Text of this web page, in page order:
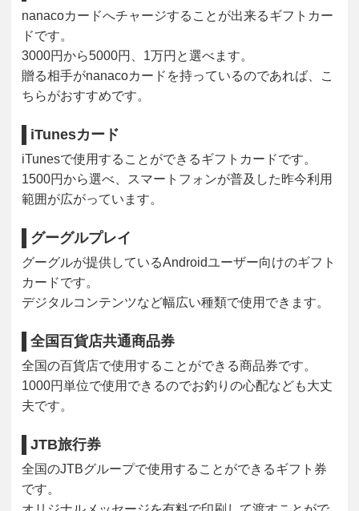
nanacoカードへチャージすることが出来るギフトカー
ドです。
3000円から5000円、1万円と選べます。
贈る相手がnanacoカードを持っているのであれば、こ
ちらがおすすめです。
iTunesカード
iTunesで使用することができるギフトカードです。
1500円から選べ、スマートフォンが普及した昨今利用
範囲が広がっています。
グーグルプレイ
グーグルが提供しているAndroidユーザー向けのギフト
カードです。
デジタルコンテンツなど幅広い種類で使用できます。
全国百貨店共通商品券
全国の百貨店で使用することができる商品券です。
1000円単位で使用できるのでお釣りの心配なども大丈
夫です。
JTB旅行券
全国のJTBグループで使用することができるギフト券
です。